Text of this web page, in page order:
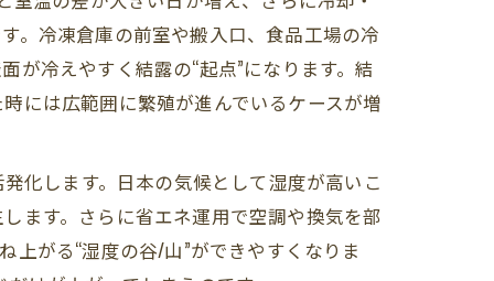
。冷凍倉庫の前室や搬入口、食品工場の冷
が冷えやすく結露の“起点”になります。結
には広範囲に繁殖が進んでいるケースが増
化します。日本の気候として湿度が高いこ
ます。さらに省エネ運用で空調や換気を部
がる“湿度の谷/山”ができやすくなりま